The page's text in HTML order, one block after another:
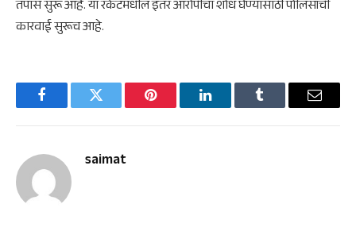
तपास सुरू आहे. या रॅकेटमधील इतर आरोपींचा शोध घेण्यासाठी पोलिसांची
कारवाई सुरूच आहे.
FacebookTwitter Pinterest LinkedInTumblr Email
saimat